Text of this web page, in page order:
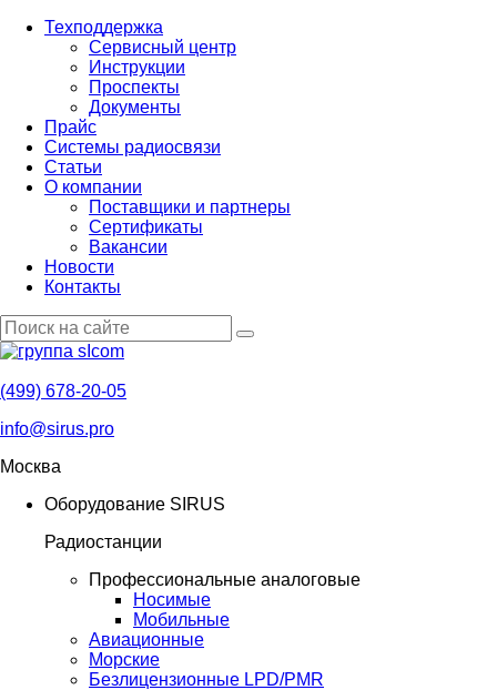
Техподдержка
Сервисный центр
Инструкции
Проспекты
Документы
Прайс
Системы радиосвязи
Статьи
О компании
Поставщики и партнеры
Cертификаты
Вакансии
Новости
Контакты
(499) 678-20-05
info@sirus.pro
Москва
Оборудование SIRUS
Радиостанции
Профессиональные аналоговые
Носимые
Мобильные
Авиационные
Морские
Безлицензионные LPD/PMR